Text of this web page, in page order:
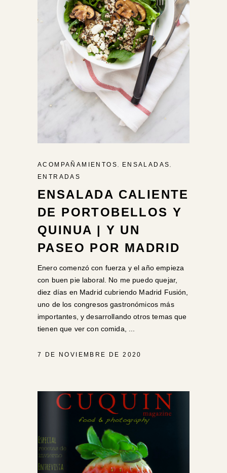
ACOMPAÑAMIENTOS, ENSALADAS,
ENTRADAS
ENSALADA CALIENTE
DE PORTOBELLOS Y
QUINUA | Y UN
PASEO POR MADRID
Enero comenzó con fuerza y el año empieza
con buen pie laboral. No me puedo quejar,
diez días en Madrid cubriendo Madrid Fusión,
uno de los congresos gastronómicos más
importantes, y desarrollando otros temas que
tienen que ver con comida,
7 DE NOVIEMBRE DE 2020